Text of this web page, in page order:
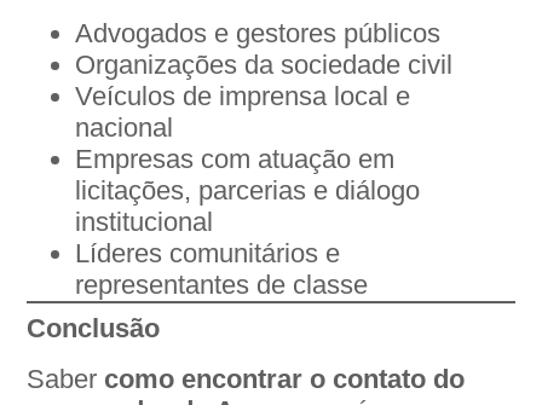
Advogados e gestores públicos
Organizações da sociedade civil
Veículos de imprensa local e
nacional
Empresas com atuação em
licitações, parcerias e diálogo
institucional
Líderes comunitários e
representantes de classe
Conclusão
Saber como encontrar o contato do